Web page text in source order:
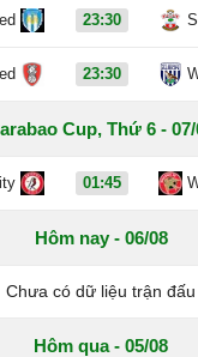
23:30
23:30
Cup, Thứ 6 - 07/
01:45
Hôm nay - 06/08
Chưa có dữ liệu trận đấu
Hôm qua - 05/08